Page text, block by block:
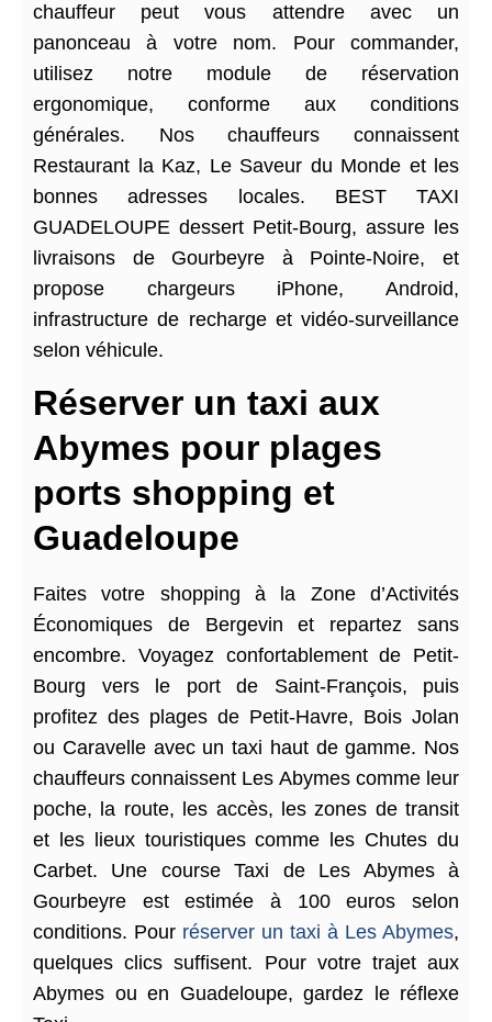
chauffeur peut vous attendre avec un
panonceau à votre nom. Pour commander,
utilisez notre module de réservation
ergonomique, conforme aux conditions
générales. Nos chauffeurs connaissent
Restaurant la Kaz, Le Saveur du Monde et les
bonnes adresses locales. BEST TAXI
GUADELOUPE dessert Petit-Bourg, assure les
livraisons de Gourbeyre à Pointe-Noire, et
propose chargeurs iPhone, Android,
infrastructure de recharge et vidéo-surveillance
selon véhicule.
Réserver un taxi aux
Abymes pour plages
ports shopping et
Guadeloupe
Faites votre shopping à la Zone d’Activités
Économiques de Bergevin et repartez sans
encombre. Voyagez confortablement de Petit-
Bourg vers le port de Saint-François, puis
profitez des plages de Petit-Havre, Bois Jolan
ou Caravelle avec un taxi haut de gamme. Nos
chauffeurs connaissent Les Abymes comme leur
poche, la route, les accès, les zones de transit
et les lieux touristiques comme les Chutes du
Carbet. Une course Taxi de Les Abymes à
Gourbeyre est estimée à 100 euros selon
conditions. Pour réserver un taxi à Les Abymes,
quelques clics suffisent. Pour votre trajet aux
Abymes ou en Guadeloupe, gardez le réflexe